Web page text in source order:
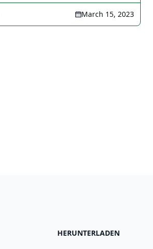
March 15, 2023
HERUNTERLADEN